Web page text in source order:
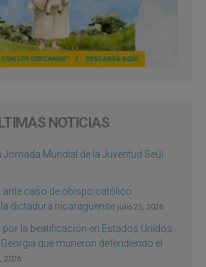
NOTICIAS
Mundial de la Juventud Seúl
ante caso de obispo católico
dictadura nicaragüense julio 25, 2026
por la beatificación en Estados Unidos
que murieron defendiendo el
2026